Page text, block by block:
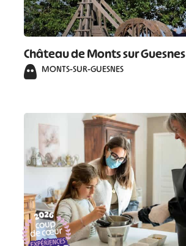
Château de Monts sur Guesnes
MONTS-SUR-GUESNES